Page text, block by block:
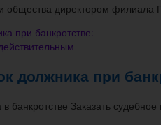
общества директором
должника при
банкротстве Заказать